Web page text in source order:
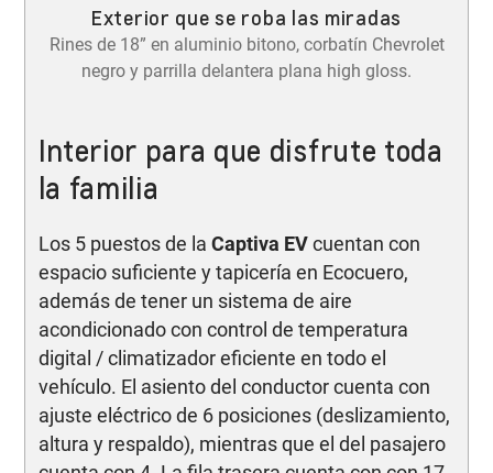
Exterior que se roba las miradas
Rines de 18” en aluminio bitono, corbatín Chevrolet
negro y parrilla delantera plana high gloss.
Interior para que disfrute toda
la familia
Los 5 puestos de la Captiva EVcuentan con
espacio suficiente y tapicería en Ecocuero,
además de tener un sistema de aire
acondicionado con control de temperatura
digital / climatizador eficiente en todo el
vehículo. El asiento del conductor cuenta con
ajuste eléctrico de 6 posiciones (deslizamiento,
altura y respaldo), mientras que el del pasajero